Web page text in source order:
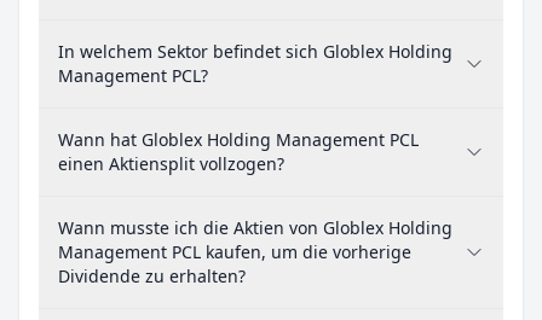
In welchem Sektor befindet sich Globlex Holding
Management PCL?
Wann hat Globlex Holding Management PCL
einen Aktiensplit vollzogen?
Wann musste ich die Aktien von Globlex Holding
Management PCL kaufen, um die vorherige
Dividende zu erhalten?